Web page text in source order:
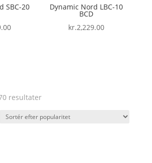
SBC-20 Dynamic Nord LBC-10
BCD
kr.2,229.00
resultaterSorteret
popularitet